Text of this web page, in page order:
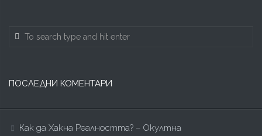
ПОСЛЕДНИ КОМЕНТАРИ
Как да Хакна Реалността? – Окултна